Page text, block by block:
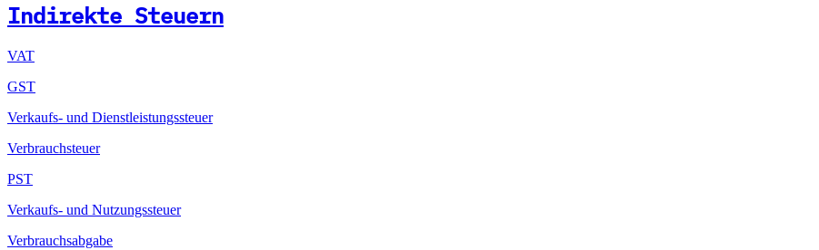
Indirekte Steuern
VAT
GST
Verkaufs- und Dienstleistungssteuer
Verbrauchsteuer
PST
Verkaufs- und Nutzungssteuer
Verbrauchsabgabe